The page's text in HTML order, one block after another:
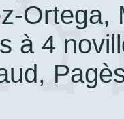
Ortega,
à 4